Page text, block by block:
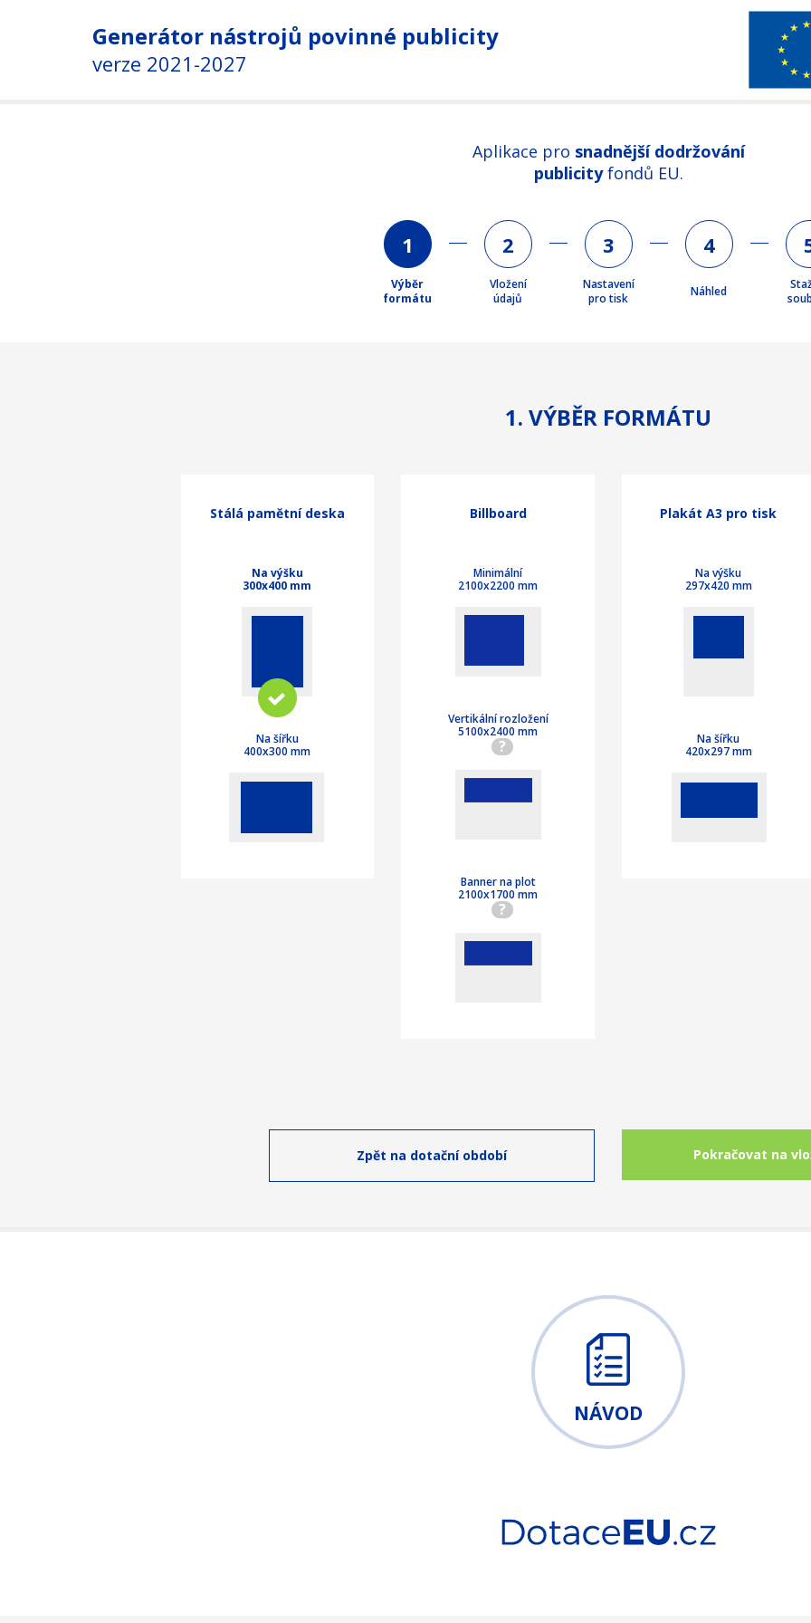
Generátor nástrojů povinné publicity
verze 2021-2027
Aplikace pro snadnější dodržování
publicityfondů EU.
1
Výběr
formátu
2
Vložení
údajů
3
Nastavení
pro tisk
4
Náhled
1. VÝBĚR FORMÁTU
Stálá pamětní deska
Na výšku
300x400 mm
Na šířku
400x300 mm
Billboard
Minimální
2100x2200 mm
Vertikální rozložení
5100x2400 mm
?
Banner na plot
2100x1700 mm
?
Plakát A3 pro tisk
Na výšku
297x420 mm
Na šířku
420x297 mm
Zpět na dotační období Pokračovat na
NÁVOD